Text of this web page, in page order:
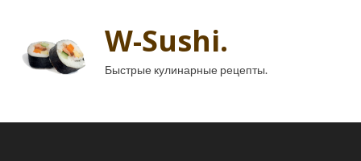
W-Sushi.
Быстрые кулинарные рецепты.